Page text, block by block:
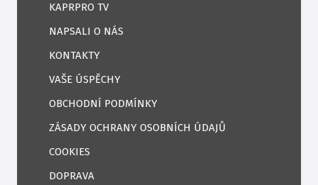
KAPRPRO TV
NAPSALI O NÁS
KONTAKTY
VAŠE ÚSPĚCHY
OBCHODNÍ PODMÍNKY
ZÁSADY OCHRANY OSOBNÍCH ÚDAJŮ
COOKIES
DOPRAVA